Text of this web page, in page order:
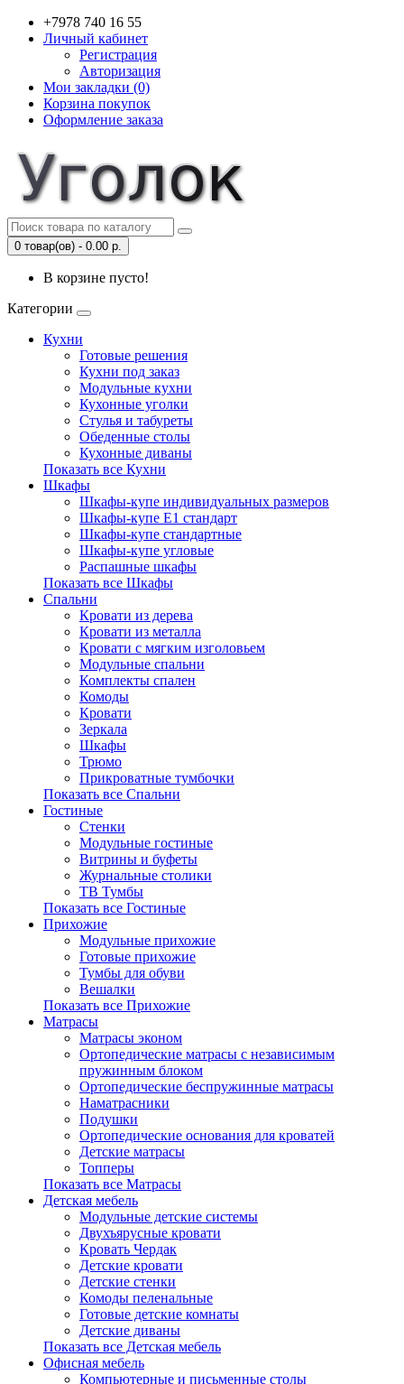
+7978 740 16 55
Личный кабинет
Регистрация
Авторизация
Мои закладки (0)
Корзина покупок
Оформление заказа
0 товар(ов) - 0.00 р.
В корзине пусто!
Категории
Кухни
Готовые решения
Кухни под заказ
Модульные кухни
Кухонные уголки
Стулья и табуреты
Обеденные столы
Кухонные диваны
Показать все Кухни
Шкафы
Шкафы-купе индивидуальных размеров
Шкафы-купе Е1 стандарт
Шкафы-купе стандартные
Шкафы-купе угловые
Распашные шкафы
Показать все Шкафы
Спальни
Кровати из дерева
Кровати из металла
Кровати с мягким изголовьем
Модульные спальни
Комплекты спален
Комоды
Кровати
Зеркала
Шкафы
Трюмо
Прикроватные тумбочки
Показать все Спальни
Гостиные
Стенки
Модульные гостиные
Витрины и буфеты
Журнальные столики
ТВ Тумбы
Показать все Гостиные
Прихожие
Модульные прихожие
Готовые прихожие
Тумбы для обуви
Вешалки
Показать все Прихожие
Матрасы
Матрасы эконом
Ортопедические матрасы с независимым
пружинным блоком
Ортопедические беспружинные матрасы
Наматрасники
Подушки
Ортопедические основания для кроватей
Детские матрасы
Топперы
Показать все Матрасы
Детская мебель
Модульные детские системы
Двухъярусные кровати
Кровать Чердак
Детские кровати
Детские стенки
Комоды пеленальные
Готовые детские комнаты
Детские диваны
Показать все Детская мебель
Офисная мебель
Компьютерные и письменные столы